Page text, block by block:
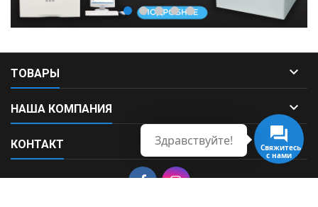
ТОВАРЫ 
НАША КОМПАНИЯ 
КОНТАКТ 
Свяжитесь
с нами
Здравствуйте!